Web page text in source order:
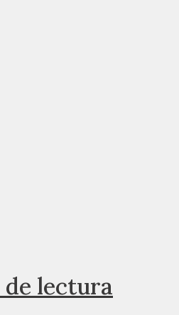
lectura